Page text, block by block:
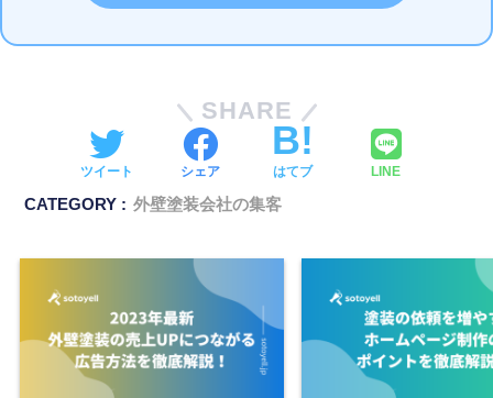
SHARE
ツイート シェア はてブ LINE
CATEGORY : 外壁塗装会社の集客